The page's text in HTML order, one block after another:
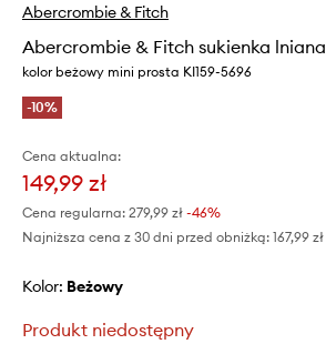
Abercrombie & Fitch
Abercrombie & Fitch sukienka lniana
kolor beżowy mini prosta KI159-5696
-10%
Cena aktualna:
149,99 zł
Cena regularna: 279,99 zł -46%
Najniższa cena z 30 dni przed obniżką: 167,99 zł
Kolor: beżowy
Produkt niedostępny